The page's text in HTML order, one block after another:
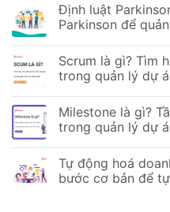
Định luật
Parkinson để
Scrum là gì? Tìm
trong quản lý dự
Milestone là gì?
trong quản lý dự
Tự động hoá
bước cơ bản để